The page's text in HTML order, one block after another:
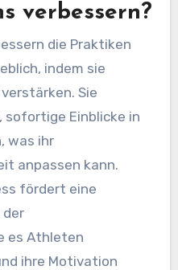
verbessern?
die Praktiken
indem sie
Sie
sofortige Einblicke in
was ihr
anpassen kann.
fördert eine
es Athleten
ihre Motivation